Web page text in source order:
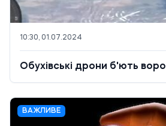
10:30, 01.07.2024
Обухівські дрони б'ють
ВАЖЛИВЕ